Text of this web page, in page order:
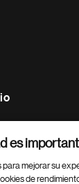
es
para mejorar su
de